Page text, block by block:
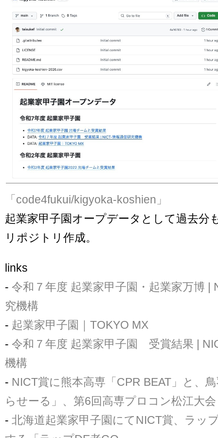
「code4fukui/kigyoka-koshien」
起業家甲子園オープデータとして過去分
リポジトリ作成。
links
- 令和７年度 起業家甲子園・起業家万博 |
究機構
- 起業家甲子園｜TOKYO MX
- 令和７年度 起業家甲子園 受賞結果 |
機構
- NICT賞に熊本高専「CPR BEAT」と、
らせーる」、第6回高専プロコン松江大会
- 北海道起業家甲子園にてNICT賞、ラッ